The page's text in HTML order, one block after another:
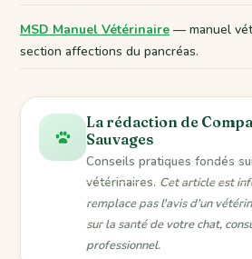
MSD Manuel Vétérinaire — manuel
section affections du pancréas.
La rédaction de
Sauvages
Conseils pratiques fondés
vétérinaires.Cet article est
remplace pas l'avis d'un
sur la santé de votre chat,
professionnel.